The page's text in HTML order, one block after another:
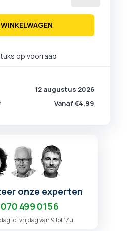
op voorraad
12 augustus 2026
Vanaf €4,99
onze experten
070 499 01 56
tot vrijdag van 9 tot 17u